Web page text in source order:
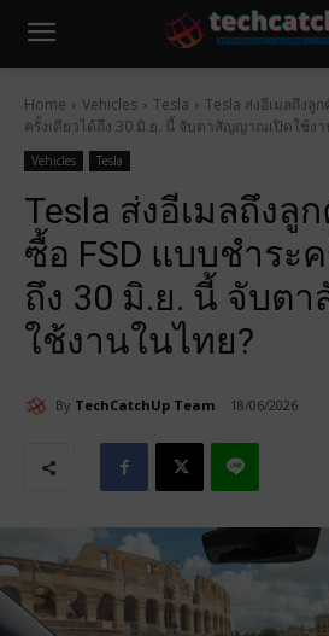
Home Vehicles Tesla
Tesla ส่งอีเมลถึงลู
ครั้งเดียวได้ถึง 30 มิ.ย. นี้ จับตาสัญญาณเปิดใช้งา
Vehicles Tesla
Tesla ส่งอีเมลถึงลู
ซื้อ FSD แบบชำระ
ถึง 30 มิ.ย. นี้ จับต
ใช้งานในไทย?
By TechCatchUp Team 18/06/2026